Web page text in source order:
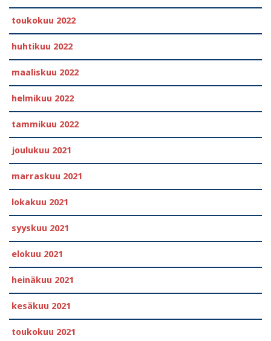
toukokuu 2022
huhtikuu 2022
maaliskuu 2022
helmikuu 2022
tammikuu 2022
joulukuu 2021
marraskuu 2021
lokakuu 2021
syyskuu 2021
elokuu 2021
heinäkuu 2021
kesäkuu 2021
toukokuu 2021